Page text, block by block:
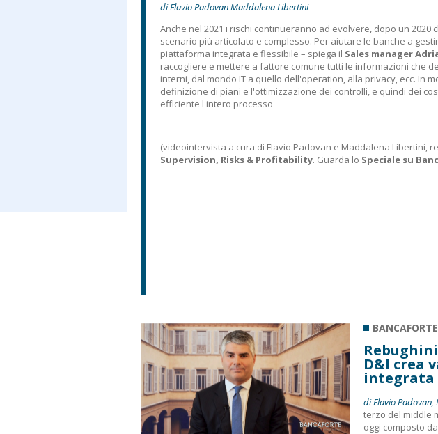
di Flavio Padovan Maddalena Libertini
Anche nel 2021 i rischi continueranno ad evolvere, dopo un 2020
scenario più articolato e complesso. Per aiutare le banche a
piattaforma integrata e flessibile – spiega il Sales manager
raccogliere e mettere a fattore comune tutti le informazioni che
interni, dal mondo IT a quello dell'operation, alla privacy, ecc. In
definizione di piani e l'ottimizzazione dei controlli, e quindi dei
efficiente l'intero processo
(videointervista a cura di Flavio Padovan e Maddalena Libertini,
Supervision, Risks & Profitability. Guarda lo Speciale su
D&I crea
integrata
di Flavio
terzo del middle
oggi composto